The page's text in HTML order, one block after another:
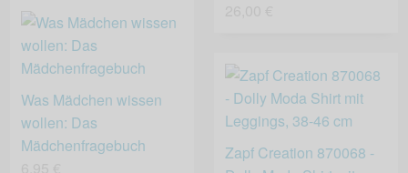
Was Mädchen wissen
wollen: Das
Mädchenfragebuch
Zapf Creation 870068 -